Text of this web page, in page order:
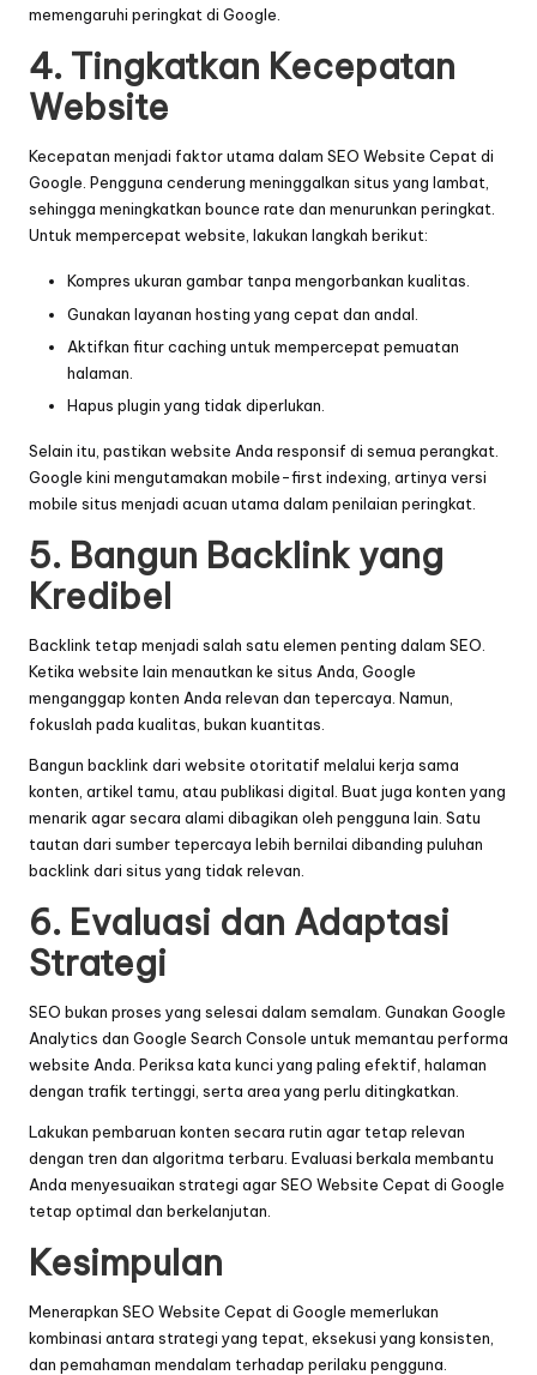
memengaruhi peringkat di Google.
4. Tingkatkan Kecepatan
Website
Kecepatan menjadi faktor utama dalam SEO Website Cepat di
Google. Pengguna cenderung meninggalkan situs yang lambat,
sehingga meningkatkan bounce rate dan menurunkan peringkat.
Untuk mempercepat website, lakukan langkah berikut:
Kompres ukuran gambar tanpa mengorbankan kualitas.
Gunakan layanan hosting yang cepat dan andal.
Aktifkan fitur caching untuk mempercepat pemuatan
halaman.
Hapus plugin yang tidak diperlukan.
Selain itu, pastikan website Anda responsif di semua perangkat.
Google kini mengutamakan mobile-first indexing, artinya versi
mobile situs menjadi acuan utama dalam penilaian peringkat.
5. Bangun Backlink yang
Kredibel
Backlink tetap menjadi salah satu elemen penting dalam SEO.
Ketika website lain menautkan ke situs Anda, Google
menganggap konten Anda relevan dan tepercaya. Namun,
fokuslah pada kualitas, bukan kuantitas.
Bangun backlink dari website otoritatif melalui kerja sama
konten, artikel tamu, atau publikasi digital. Buat juga konten yang
menarik agar secara alami dibagikan oleh pengguna lain. Satu
tautan dari sumber tepercaya lebih bernilai dibanding puluhan
backlink dari situs yang tidak relevan.
6. Evaluasi dan Adaptasi
Strategi
SEO bukan proses yang selesai dalam semalam. Gunakan Google
Analytics dan Google Search Console untuk memantau performa
website Anda. Periksa kata kunci yang paling efektif, halaman
dengan trafik tertinggi, serta area yang perlu ditingkatkan.
Lakukan pembaruan konten secara rutin agar tetap relevan
dengan tren dan algoritma terbaru. Evaluasi berkala membantu
Anda menyesuaikan strategi agar SEO Website Cepat di Google
tetap optimal dan berkelanjutan.
Kesimpulan
Menerapkan SEO Website Cepat di Google memerlukan
kombinasi antara strategi yang tepat, eksekusi yang konsisten,
dan pemahaman mendalam terhadap perilaku pengguna.